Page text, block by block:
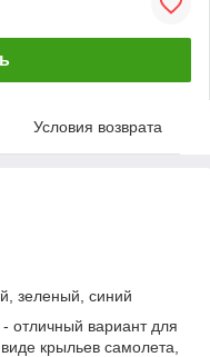
Условия возврата
зеленый, синий
отличный вариант для
крыльев самолета,